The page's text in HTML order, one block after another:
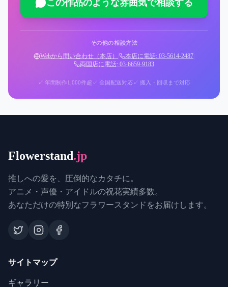
この作品のような雰囲気で相談する
その他の相談方法
Webから問い合わせ（本店） 本店に電話: 03-5614-2487
両国店に電話: 03-6659-9183
✓ 年間制作1,000件超 ✓ 全国配送対応 ✓ 搬入・回収まで対応
Flowerstand.jp
推しへの愛を、圧倒的なカタチに。
アニメ・声優・アイドルの祝花実績多数。
あなただけの特別なフラワースタンドをお届けします。
サイトマップ
ギャラリー